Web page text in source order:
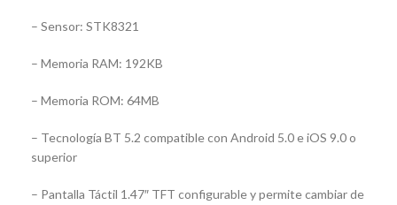
– Sensor: STK8321
– Memoria RAM: 192KB
– Memoria ROM: 64MB
– Tecnología BT 5.2 compatible con Android 5.0 e iOS 9.0 o
superior
– Pantalla Táctil 1.47″ TFT configurable y permite cambiar de